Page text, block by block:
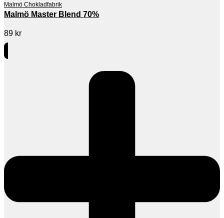
Malmö Chokladfabrik
Malmö Master Blend 70%
89 kr